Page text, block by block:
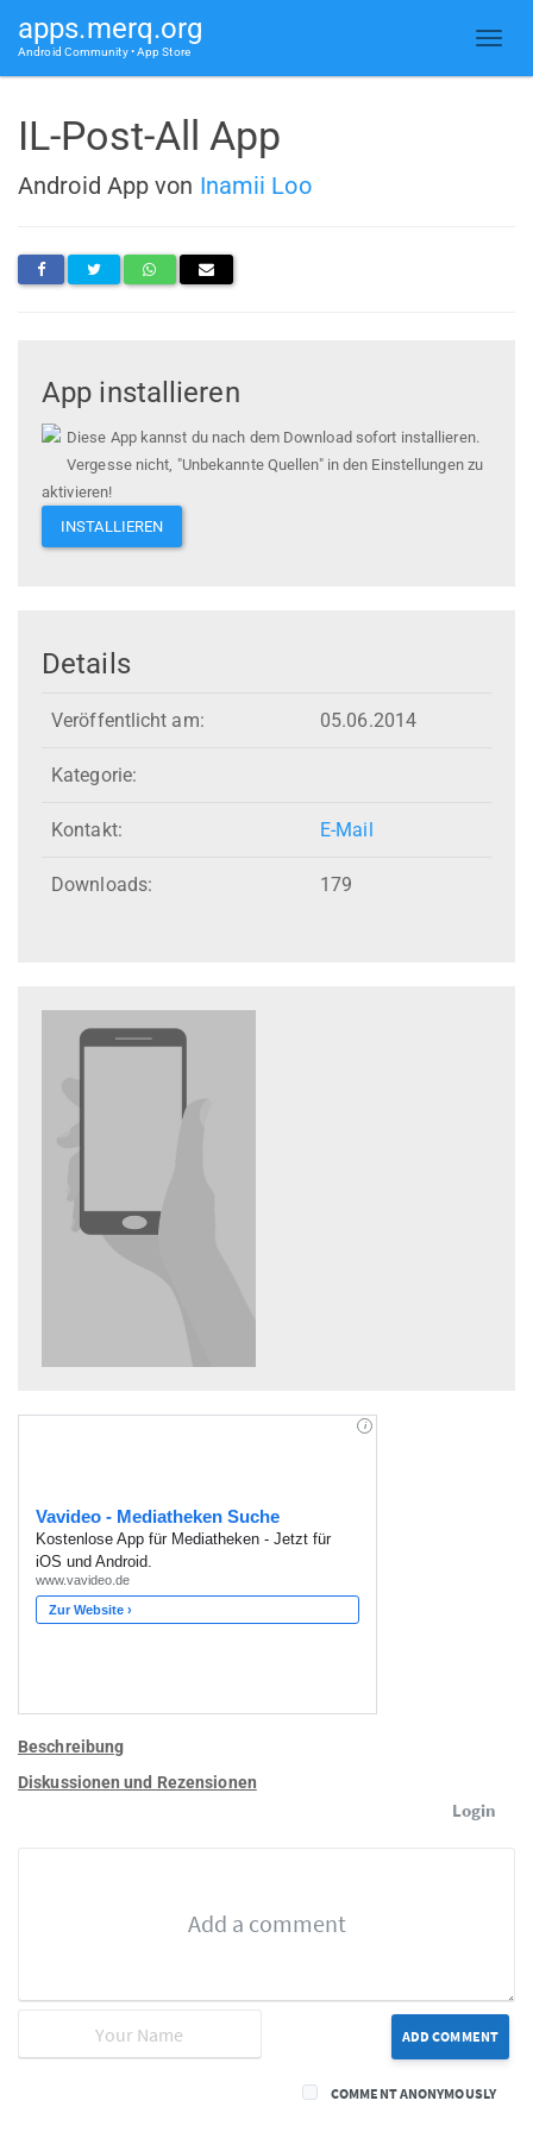
apps.merq.org
Android Community • App Store
IL-Post-All App
Android App von Inamii Loo
App installieren
Diese App kannst du nach dem Download sofort installieren.
Vergesse nicht, "Unbekannte Quellen" in den Einstellungen zu
aktivieren!
INSTALLIEREN
Details
Veröffentlicht am: 05.06.2014
Kategorie:
Kontakt: E-Mail
Downloads: 179
Beschreibung
Diskussionen und Rezensionen
Login
ADD COMMENT
COMMENT ANONYMOUSLY